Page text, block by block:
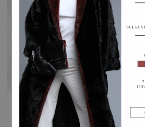
РЕВЕРСИВНАЯ КУРТКА ИЗ
ПУШИСТОЙ ЛИСЫ И
ТКАНИ, МНОГОЦВЕТНАЯ,
3448.97$